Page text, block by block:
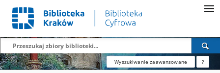
Wyszukiwanie zaawansowane ?